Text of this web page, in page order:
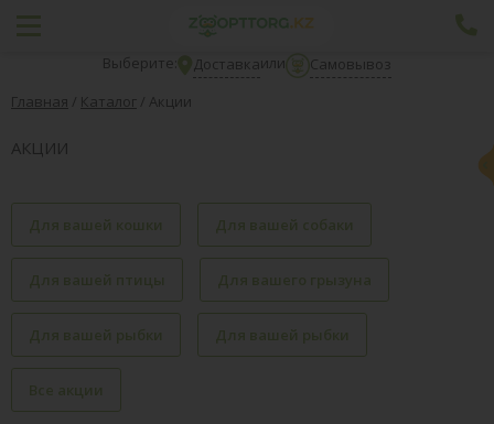
Выберите: Доставкаили
Самовывоз
Главная / Каталог / Акции
АКЦИИ
Для вашей кошки Для вашей собаки
Для вашей птицы Для вашего грызуна
Для вашей рыбки Для вашей рыбки
Все акции